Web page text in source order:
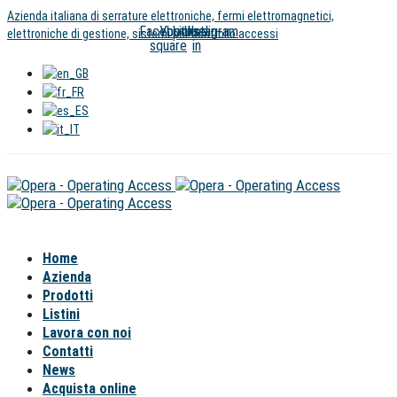
Salta
i
Vai
al
Azienda italiana di serrature elettroniche, fermi elettromagnetici,
elettroniche di gestione, sistemi per controllo accessi
Facebook-
square
Youtube
Linkedin-
in
Instagram
Home
Azienda
Prodotti
Listini
Lavora con noi
Contatti
News
Acquista online